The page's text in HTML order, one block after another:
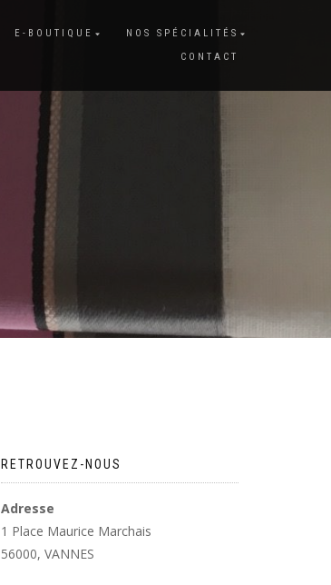
E-BOUTIQUE
NOS SPÉCIALITÉS
CONTACT
RETROUVEZ-NOUS
Adresse
1 Place Maurice Marchais
56000, VANNES